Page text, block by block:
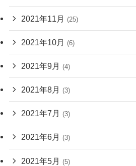
2021年11月 (25)
2021年10月 (6)
2021年9月 (4)
2021年8月 (3)
2021年7月 (3)
2021年6月 (3)
2021年5月 (5)